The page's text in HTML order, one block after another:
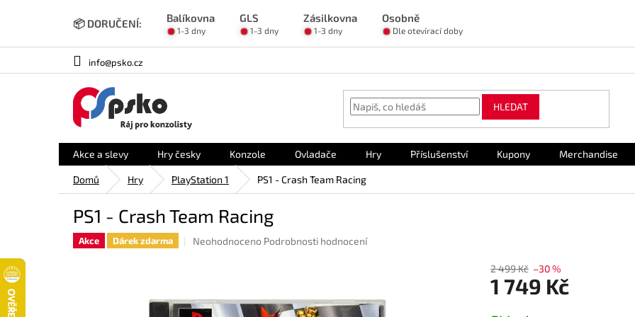
📦 DORUČENÍ: Balíkovna GLS Zásilkovna Osobně
1-3 dny 1-3 dny 1-3 dny Dle otevírací doby
info@psko.cz
HLEDAT
Akce a slevy Hry česky Konzole Ovladače Hry Příslušenství Kupony Merchandise
Domů Hry PlayStation 1 PS1 - Crash Team Racing
PS1 - Crash Team Racing
Akce Dárek zdarma
Průměrné
z
Neohodnoceno Podrobnosti hodnocení
2 499 Kč –30 %
1 749 Kč